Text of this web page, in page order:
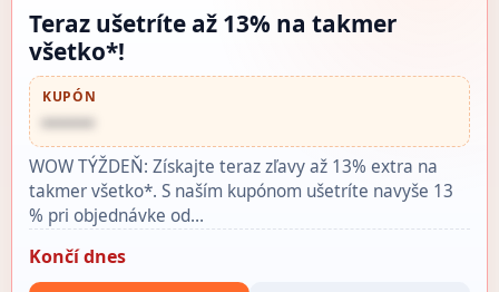
Teraz ušetríte až 13% na takmer
všetko*!
KUPÓN
••••••
WOW TÝŽDEŇ: Získajte teraz zľavy až 13% extra na
takmer všetko*. S naším kupónom ušetríte navyše 13
% pri objednávke od…
Končí dnes